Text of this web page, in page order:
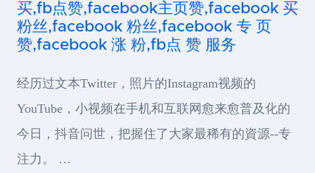
买,fb点赞,facebook主页赞,facebook 买
粉丝,facebook 粉丝,facebook 专 页
赞,facebook 涨 粉,fb点 赞 服务
经历过文本Twitter，照片的Instagram视频的
YouTube，小视频在手机和互联网愈来愈普及化的
今日，抖音问世，把握住了大家最稀有的資源--专
注力。 …